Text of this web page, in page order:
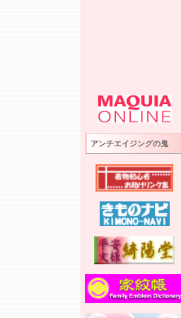
アンチエイジングの鬼